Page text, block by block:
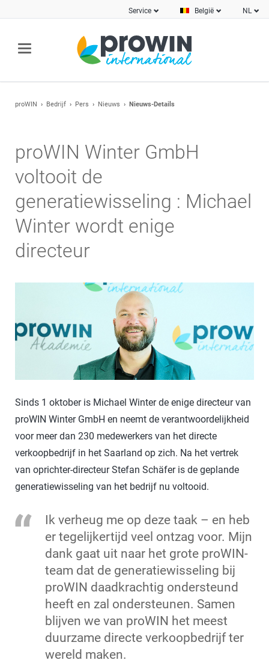
NL
België
Service
proWIN Bedrijf Pers Nieuws Nieuws-Details
proWIN Winter GmbH
voltooit de
generatiewisseling : Michael
Winter wordt enige
directeur
Sinds 1 oktober is Michael Winter de enige directeur van
proWIN Winter GmbH en neemt de verantwoordelijkheid
voor meer dan 230 medewerkers van het directe
verkoopbedrijf in het Saarland op zich. Na het vertrek
van oprichter-directeur Stefan Schäfer is de geplande
generatiewisseling van het bedrijf nu voltooid.
Ik verheug me op deze taak – en heb
er tegelijkertijd veel ontzag voor. Mijn
dank gaat uit naar het grote proWIN-
team dat de generatiewisseling bij
proWIN daadkrachtig ondersteund
heeft en zal ondersteunen. Samen
blijven we van proWIN het meest
duurzame directe verkoopbedrijf ter
wereld maken.